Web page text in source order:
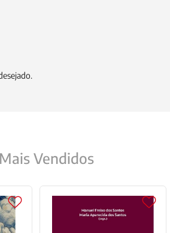
Vendidos